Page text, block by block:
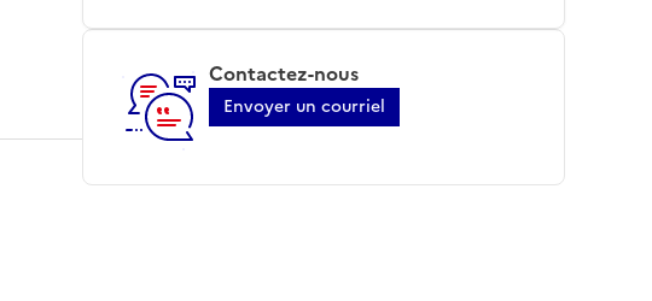
Contactez-nous
Envoyer un courriel